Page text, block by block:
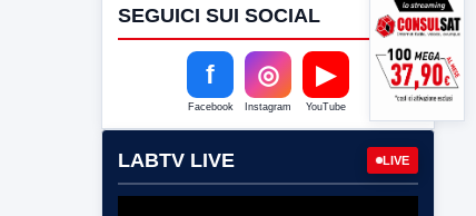
SEGUICI SUI SOCIAL
f
Facebook
◎
Instagram
▶
YouTube
LABTV LIVE LIVE